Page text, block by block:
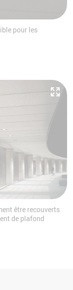
pour les
être recouverts
de plafond